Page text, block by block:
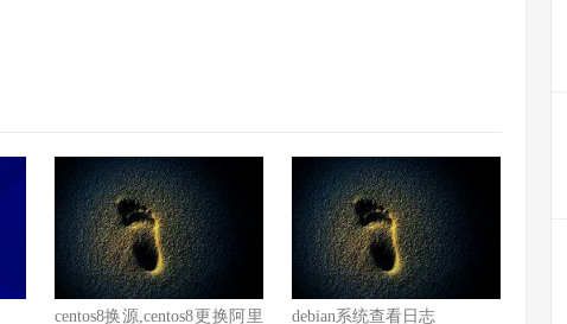
centos8换源,centos8更换阿里
debian系统查看日志